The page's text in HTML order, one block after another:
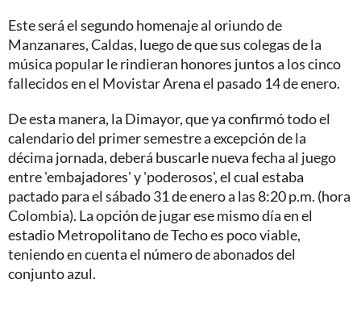
Este será el segundo homenaje al oriundo de
Manzanares, Caldas, luego de que sus colegas de la
música popular le rindieran honores juntos a los cinco
fallecidos en el Movistar Arena el pasado 14 de enero.
De esta manera, la Dimayor, que ya confirmó todo el
calendario del primer semestre a excepción de la
décima jornada, deberá buscarle nueva fecha al juego
entre 'embajadores' y 'poderosos', el cual estaba
pactado para el sábado 31 de enero a las 8:20 p.m. (hora
Colombia). La opción de jugar ese mismo día en el
estadio Metropolitano de Techo es poco viable,
teniendo en cuenta el número de abonados del
conjunto azul.